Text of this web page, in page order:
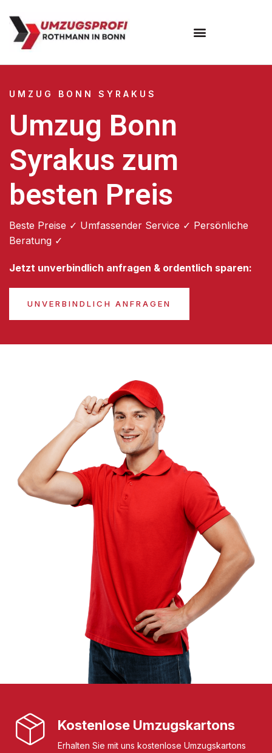
UMZUG BONN SYRAKUS
Umzug Bonn
Syrakus zum
besten Preis
Beste Preise ✓ Umfassender Service ✓ Persönliche
Beratung ✓
Jetzt unverbindlich anfragen & ordentlich sparen:
UNVERBINDLICH ANFRAGEN
Kostenlose Umzugskartons
Erhalten Sie mit uns kostenlose Umzugskartons